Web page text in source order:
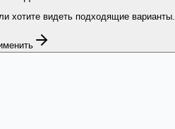
хотите видеть подходящие варианты.